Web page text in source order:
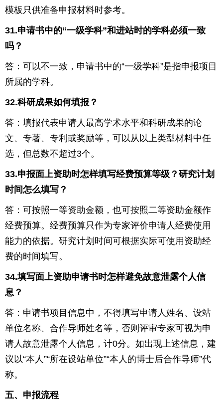
模板只供准备申报材料时参考。
31.申请书中的“一级学科”和进站时的学科必须一致
吗？
答：可以不一致，申请书中的“一级学科”是指申报项目
所属的学科。
32.科研成果如何填报？
答：填报代表申请人最高学术水平和科研成果的论
文、专著、专利或奖励等，可以从以上类型材料中任
选，但总数不超过3个。
33.申报面上资助时怎样填写经费预算等级？研究计划
时间怎么填写？
答：可按照一等资助金额，也可按照二等资助金额作
经费预算。经费预算只作为专家评价申请人经费使用
能力的依据。研究计划时间可根据实际可使用资助经
费的时间填写。
34.填写面上资助申请书时怎样避免故意泄露个人信
息？
答：申请书项目信息中，不得填写申请人姓名、设站
单位名称、合作导师姓名等，否则评审专家可视为申
请人故意泄露个人信息，计0分。如出现上述信息，建
议以“本人”“所在设站单位”“本人的博士后合作导师”代
称。
五、申报流程